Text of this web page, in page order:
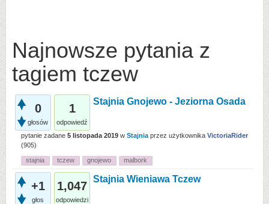
Najnowsze pytania z
tagiem tczew
0
głosów
1
odpowiedź
Stajnia Gnojewo - Jeziorna Osada
pytanie zadane 5 listopada 2019 w Stajnia przez użytkownika VictoriaRider
(905)
stajnia tczew gnojewo malbork
+1
głos
1,047
odpowiedzi
Stajnia Wieniawa Tczew